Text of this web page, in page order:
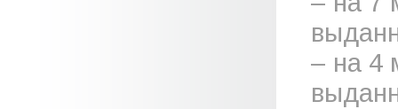
– на 4